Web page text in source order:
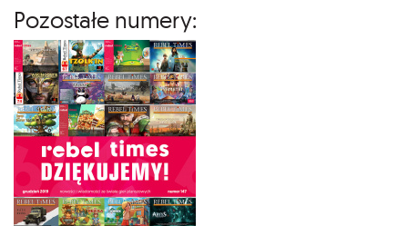
Pozostałe numery: